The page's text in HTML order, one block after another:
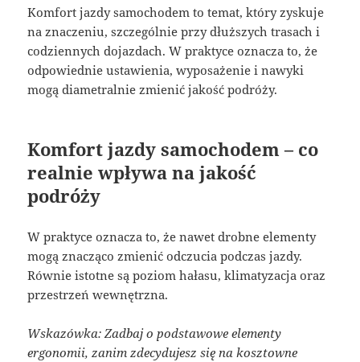
Komfort jazdy samochodem to temat, który zyskuje
na znaczeniu, szczególnie przy dłuższych trasach i
codziennych dojazdach. W praktyce oznacza to, że
odpowiednie ustawienia, wyposażenie i nawyki
mogą diametralnie zmienić jakość podróży.
Komfort jazdy samochodem – co
realnie wpływa na jakość
podróży
W praktyce oznacza to, że nawet drobne elementy
mogą znacząco zmienić odczucia podczas jazdy.
Równie istotne są poziom hałasu, klimatyzacja oraz
przestrzeń wewnętrzna.
Wskazówka: Zadbaj o podstawowe elementy
ergonomii, zanim zdecydujesz się na kosztowne